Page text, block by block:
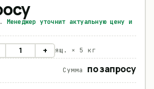
Менеджер уточнит актуальную цену и
+ ящ. × 5 кг
Сумма по запросу